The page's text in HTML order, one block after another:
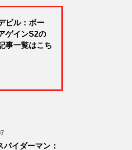
ビル：ボー
ゲインS2の
事一覧はこち
パイダーマン：